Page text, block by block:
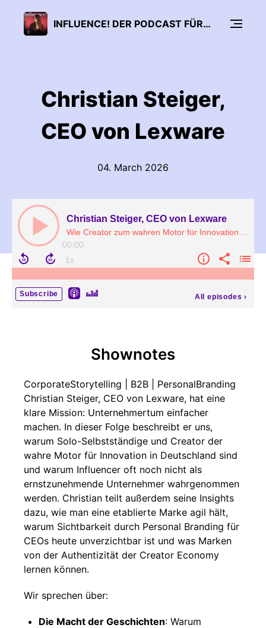
INFLUENCE! DER PODCAST FÜR INFLUENCER MARKETING
Christian Steiger,
CEO von Lexware
04. March 2026
Christian Steiger, CEO von Lexware
00:00
Subscribe All episodes ›
Shownotes
CorporateStorytelling | B2B | PersonalBranding
Christian Steiger, CEO von Lexware, hat eine
klare Mission: Unternehmertum einfacher
machen. In dieser Folge beschreibt er uns,
warum Solo-Selbstständige und Creator der
wahre Motor für Innovation in Deutschland sind
und warum Influencer oft noch nicht als
ernstzunehmende Unternehmer wahrgenommen
werden. Christian teilt außerdem seine Insights
dazu, wie man eine etablierte Marke agil hält,
warum Sichtbarkeit durch Personal Branding für
CEOs heute unverzichtbar ist und was Marken
von der Authentizität der Creator Economy
lernen können.
Wir sprechen über:
Die Macht der Geschichten: Warum